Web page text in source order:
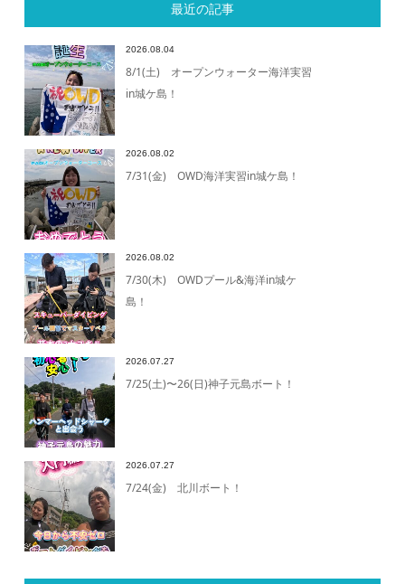
最近の記事
2026.08.04
8/1(土) オープンウォーター海洋実習
in城ケ島！
2026.08.02
7/31(金) OWD海洋実習in城ケ島！
2026.08.02
7/30(木) OWDプール&海洋in城ケ
島！
2026.07.27
7/25(土)〜26(日)神子元島ボート！
2026.07.27
7/24(金) 北川ボート！